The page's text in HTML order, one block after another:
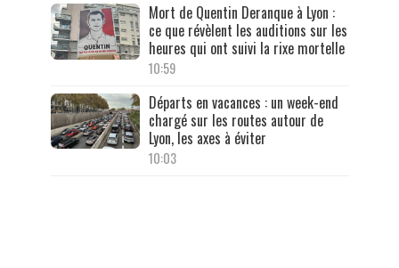
Mort de Quentin Deranque à Lyon :
ce que révèlent les auditions sur les
heures qui ont suivi la rixe mortelle
10:59
Départs en vacances : un week-end
chargé sur les routes autour de
Lyon, les axes à éviter
10:03